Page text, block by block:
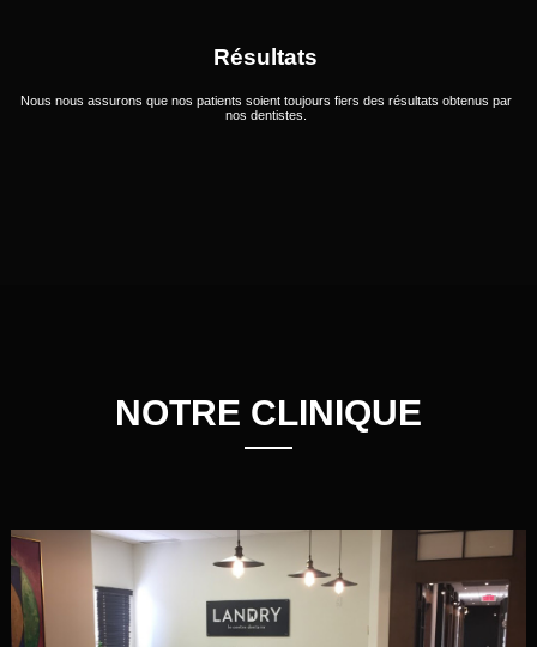
Résultats
Nous nous assurons que nos patients soient toujours fiers des résultats obtenus par
nos dentistes.
NOTRE CLINIQUE